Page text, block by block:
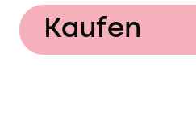
Kaufen